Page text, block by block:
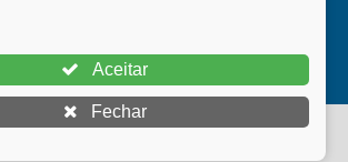
Prefeitura Municipal de Chã Grande | Todos
Aceitar
Fechar